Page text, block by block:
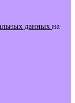
данных на